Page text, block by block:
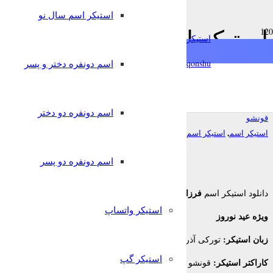
استیکرساز
qonshu@
استیکر اسم سال نو
اسم دونفره دختر و پسر
اسم دونفره دو دختر
اسم دونفره دو پسر
استیکر واتساپ
استیکر گپ
استیکر اسم فرزام ویژه
آذربایجانی برای تلگرام
قونشو
استیکر اسم, استیکر اسم سال نو
دانلود استیکر اسم فرزام
ویژه عید نوروز
زبان استیکر: تورکی آذربایجانی
کاراکتر استیکر: قونشو